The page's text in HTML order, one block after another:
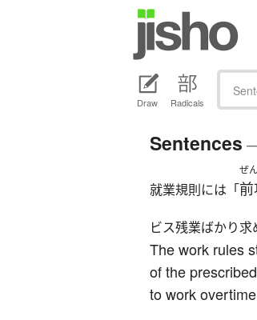
Draw Radicals
Sentences
就業規則には「
ぜ
ビス残業ばかり求
The work rules
of the
to work